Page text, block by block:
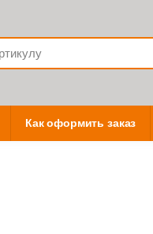
Как оформить заказ